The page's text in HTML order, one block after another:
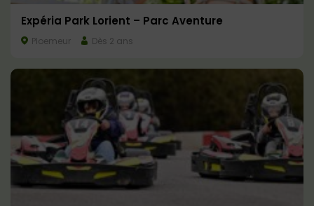
Expéria Park Lorient – Parc Aventure
Ploemeur Dès 2 ans